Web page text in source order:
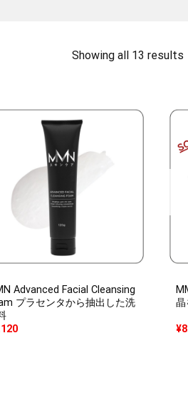
Showing all 13 results
Advanced Facial Cleansing
プラセンタから抽出した洗
晶
¥